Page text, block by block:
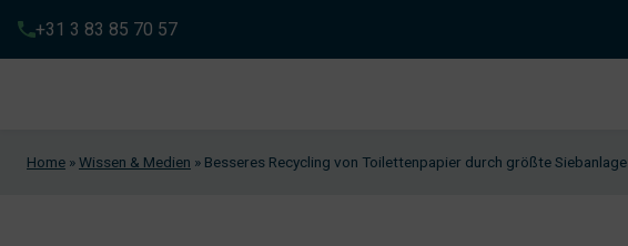
+31 3 83 85 70 57
Home »Wissen & Medien » Besseres Recycling von Toilettenpapier durch größte Siebanlage